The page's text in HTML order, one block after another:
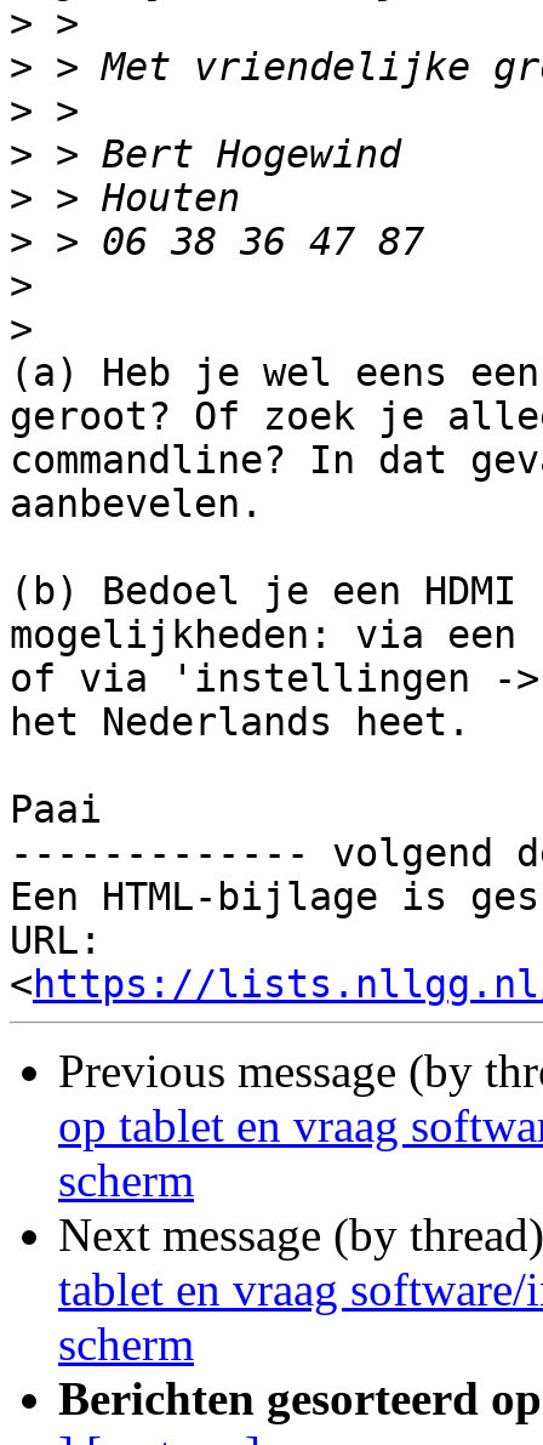
>
>
>
>
>
>
>
>
(a) Heb je wel eens
geroot? Of zoek je
commandline? In dat
aanbevelen.
(b) Bedoel je een HDMI
mogelijkheden: via
of via 'instellingen ->
het Nederlands heet.
Paai
------------- volgend
Een HTML-bijlage is
URL:
<https://lists.nllgg.nl/
Previous message (by
op tablet en vraag
scherm
Next message (by
tablet en vraag
scherm
Berichten gesorteerd